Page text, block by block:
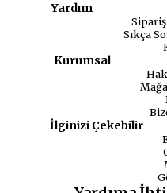
Sıkça
İlginizi